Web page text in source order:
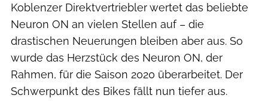
Koblenzer Direktvertriebler wertet das beliebte
Neuron ON an vielen Stellen auf – die
drastischen Neuerungen bleiben aber aus. So
wurde das Herzstück des Neuron ON, der
Rahmen, für die Saison 2020 überarbeitet. Der
Schwerpunkt des Bikes fällt nun tiefer aus.